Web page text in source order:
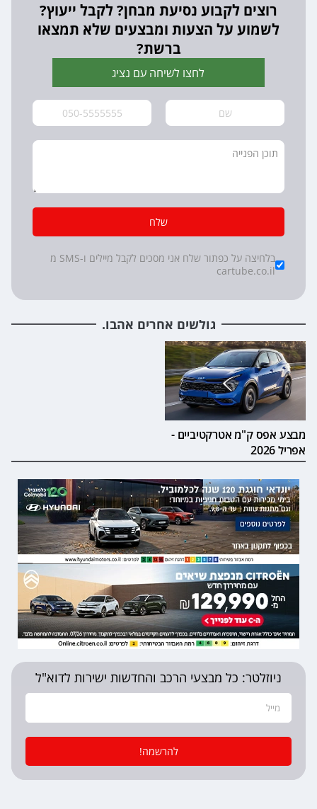
רוצים לקבוע נסיעת מבחן? לקבל ייעוץ?
לשמוע על הצעות ומבצעים שלא תמצאו
ברשת?
לחצו לשיחה עם נציג
שלח
Checkboxes
*
בלחיצה על כפתור שלח אני מסכים לקבל מיילים ו-SMS מ
cartube.co.il
גולשים אחרים אהבו.
מבצע אפס ק"מ אטרקטיביים -
אפריל 2026
ניוזלטר: כל מבצעי הרכב והחדשות ישירות לדוא"ל
להרשמה!